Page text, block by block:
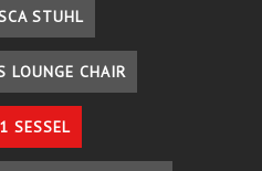
STUHL
LOUNGE CHAIR
SESSEL